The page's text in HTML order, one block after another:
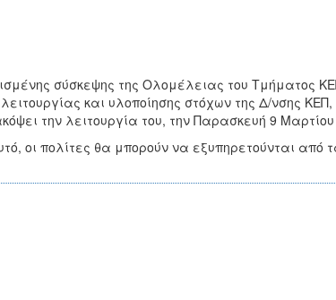
σύσκεψης της Ολομέλειας του Τμήματος
και υλοποίησης στόχων της Δ/νσης
την λειτουργία του, την Παρασκευή 9
οι πολίτες θα μπορούν να εξυπηρετούνται από